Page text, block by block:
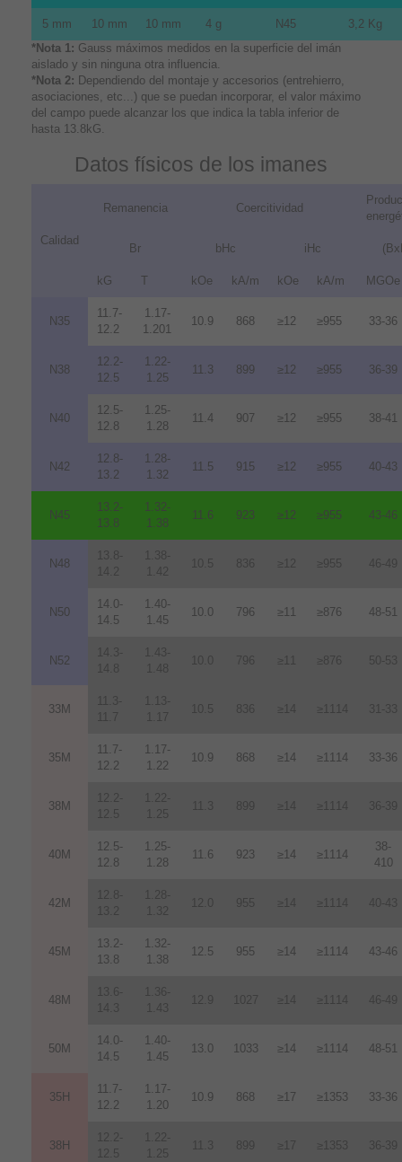
5 mm 10 mm 10 mm 4 g N45
3,2 Kg
*Nota 1: Gauss máximos medidos en la superficie del imán
aislado y sin ninguna otra influencia.
*Nota 2: Dependiendo del montaje y accesorios (entrehierro,
asociaciones, etc...) que se puedan incorporar, el valor máximo
del campo puede alcanzar los que indica la tabla inferior de
hasta 13.8kG.
Datos físicos de los imanes
Calidad
Remanencia Coercitividad
Br bHc iHc
kG T kOe kA/m kOe kA/m MGOe
N35
11.7-
12.2
1.17-
1.201
10.9 868 ≥12 ≥955 33-36
N38
12.2-
12.5
1.22-
1.25
11.3 899 ≥12 ≥955 36-39
N40
12.5-
12.8
1.25-
1.28
11.4 907 ≥12 ≥955 38-41
N42
12.8-
13.2
1.28-
1.32
11.5 915 ≥12 ≥955 40-43
N45
13.2-
13.8
1.32-
1.38
11.6 923 ≥12 ≥955 43-46
N48
13.8-
14.2
1.38-
1.42
10.5 836 ≥12 ≥955 46-49
N50
14.0-
14.5
1.40-
1.45
10.0 796 ≥11 ≥876 48-51
N52
14.3-
14.8
1.43-
1.48
10.0 796 ≥11 ≥876 50-53
33M
11.3-
11.7
1.13-
1.17
10.5 836 ≥14 ≥1114 31-33
35M
11.7-
12.2
1.17-
1.22
10.9 868 ≥14 ≥1114 33-36
38M
12.2-
12.5
1.22-
1.25
11.3 899 ≥14 ≥1114 36-39
40M
12.5-
12.8
1.25-
1.28
11.6 923 ≥14 ≥1114
38-
410
42M
12.8-
13.2
1.28-
1.32
12.0 955 ≥14 ≥1114 40-43
45M
13.2-
13.8
1.32-
1.38
12.5 955 ≥14 ≥1114 43-46
48M
13.6-
14.3
1.36-
1.43
12.9 1027 ≥14 ≥1114 46-49
50M
14.0-
14.5
1.40-
1.45
13.0 1033 ≥14 ≥1114 48-51
35H
11.7-
12.2
1.17-
1.20
10.9 868 ≥17 ≥1353 33-36
38H
12.2-
12.5
1.22-
1.25
11.3 899 ≥17 ≥1353 36-39